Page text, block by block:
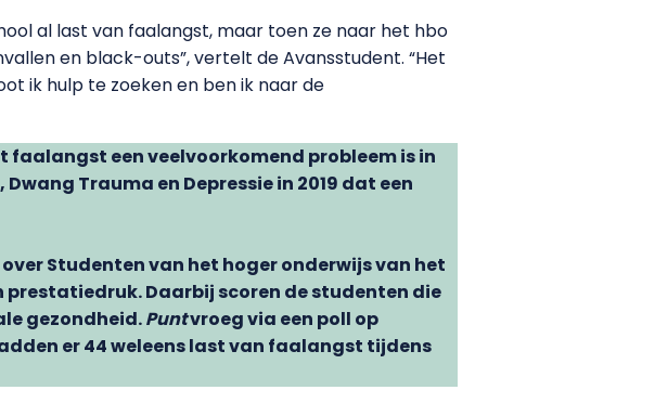
al last van faalangst, maar toen ze naar het hbo
en black-outs”, vertelt de Avansstudent. “Het
ik hulp te zoeken en ben ik naar de
een veelvoorkomend probleem is in
Trauma en Depressie in 2019 dat een
Studenten van het hoger onderwijs van het
Daarbij scoren de studenten die
gezondheid.Puntvroeg via een poll op
er 44 weleens last van faalangst tijdens